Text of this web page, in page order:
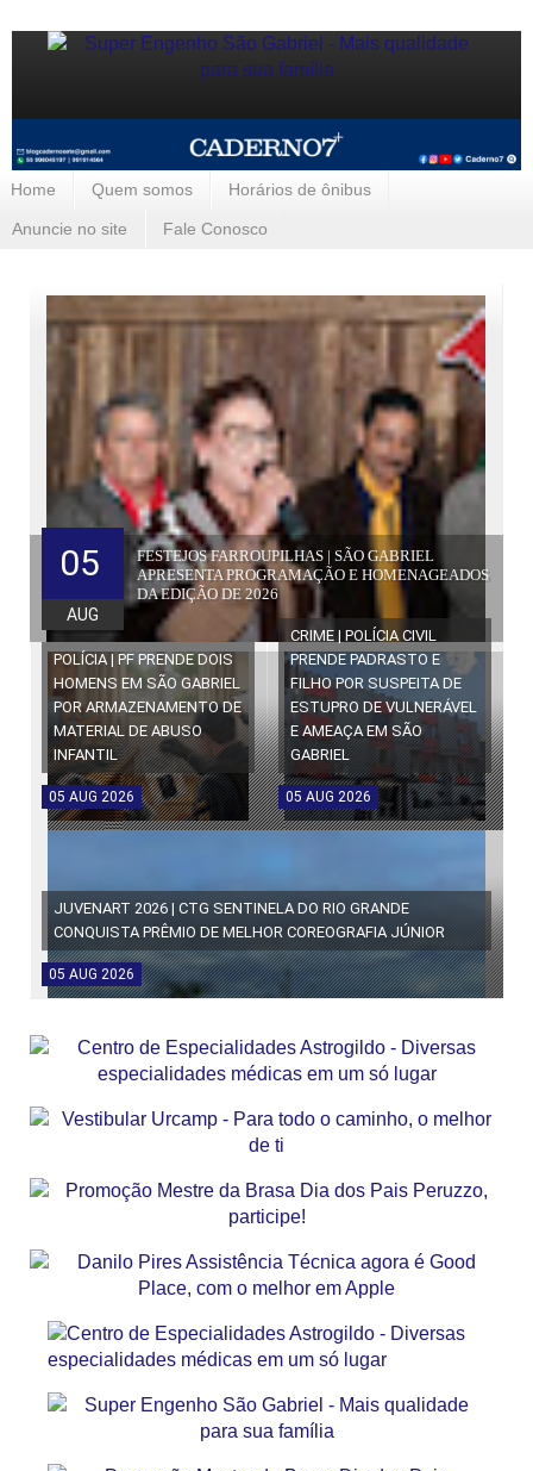
Home Quem somos Horários de ônibus
Anuncie no site Fale Conosco
FESTEJOS FARROUPILHAS | SÃO GABRIEL
APRESENTA PROGRAMAÇÃO E HOMENAGEADOS
DA EDIÇÃO DE 2026
05
AUG
POLÍCIA | PF PRENDE DOIS
HOMENS EM SÃO GABRIEL
POR ARMAZENAMENTO DE
MATERIAL DE ABUSO
INFANTIL
05 AUG 2026
CRIME | POLÍCIA CIVIL
PRENDE PADRASTO E
FILHO POR SUSPEITA DE
ESTUPRO DE VULNERÁVEL
E AMEAÇA EM SÃO
GABRIEL
05 AUG 2026
JUVENART 2026 | CTG SENTINELA DO RIO GRANDE
CONQUISTA PRÊMIO DE MELHOR COREOGRAFIA JÚNIOR
05 AUG 2026